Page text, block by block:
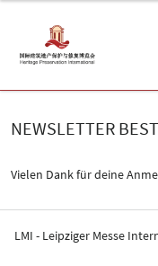
NEWSLETTER
Vielen Dank für deine
LMI - Leipziger Messe